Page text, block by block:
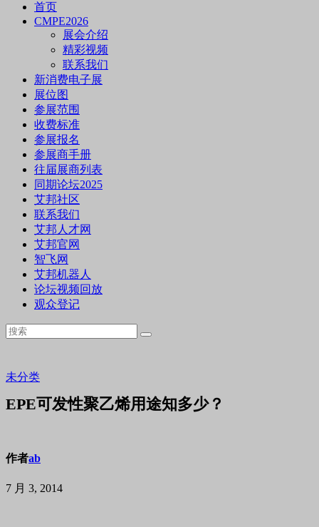
首页
CMPE2026
展会介绍
精彩视频
联系我们
新消费电子展
展位图
参展范围
收费标准
参展报名
参展商手册
往届展商列表
同期论坛2025
艾邦社区
联系我们
艾邦人才网
艾邦官网
智飞网
艾邦机器人
论坛视频回放
观众登记
未分类
EPE可发性聚乙烯用途知多少？
作者ab
7 月 3, 2014